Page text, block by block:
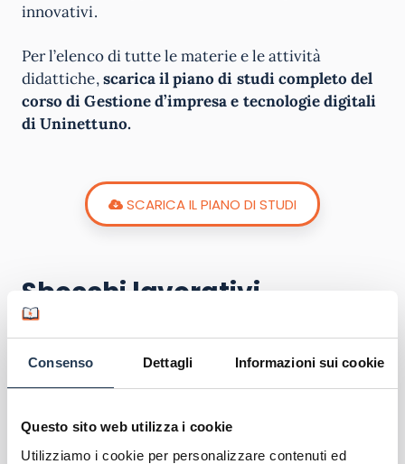
Consenso Dettagli Informazioni sui cookie
Questo sito web utilizza i cookie
Utilizziamo i cookie per personalizzare contenuti ed
innovativi.
Per l’elenco di tutte le materie e le attività
didattiche,scarica il piano di studi completo del
corso di Gestione d’impresa e tecnologie digitali
di Uninettuno.
SCARICA IL PIANO DI STUDI
Sbocchi lavorativi
Il corso di Laurea in Gestione d’impresa e
tecnologie digitali di Uninettuno formaspecialisti
nel settore delle tecnologie dell’informazione e
della comunicazione